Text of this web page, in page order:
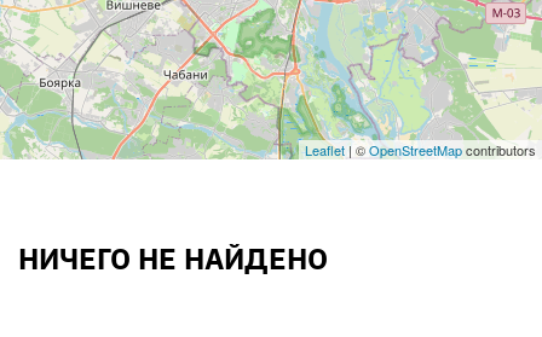
Leaflet | ©OpenStreetMapcontributors
НИЧЕГО НЕ НАЙДЕНО